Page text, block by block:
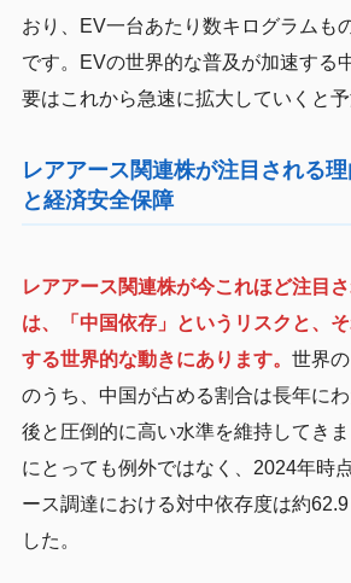
おり、EV一台あたり数キログラムも
です。EVの世界的な普及が加速する
要はこれから急速に拡大していくと予
レアアース関連株が注目される
と経済安全保障
レアアース関連株が今これほど注目
は、「中国依存」というリスクと、
する世界的な動きにあります。 世界
のうち、中国が占める割合は長年に
後と圧倒的に高い水準を維持してき
にとっても例外ではなく、2024年時
ース調達における対中依存度は約
した。